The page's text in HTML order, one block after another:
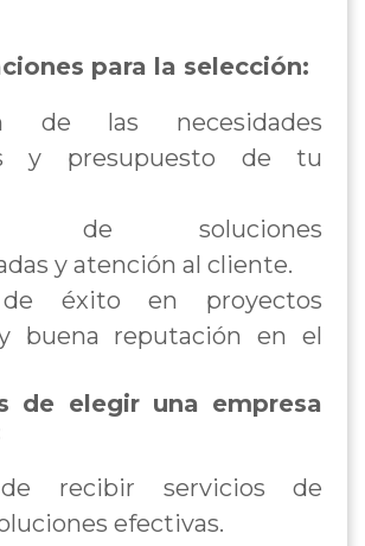
para la selección:
de las necesidades
y presupuesto de tu
de soluciones
y atención al cliente.
éxito en proyectos
buena reputación en el
de elegir una empresa
de recibir servicios de
efectivas.